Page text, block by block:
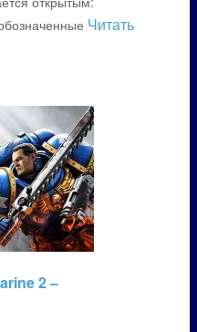
Читать
2 –